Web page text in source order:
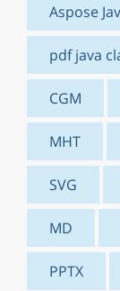
Aspose
pdf java
CGM
MHT
SVG
MD
PPTX